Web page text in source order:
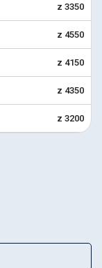
z 3350
z 4550
z 4150
z 4350
z 3200